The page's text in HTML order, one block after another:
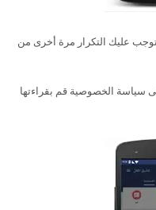
عليك التكرار مرة أخرى من
سياسة الخصوصية قم بقراءتها